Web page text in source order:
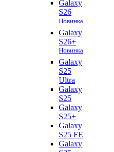
Galaxy
S26
Новинка
Galaxy
S26+
Новинка
Galaxy
S25
Ultra
Galaxy
S25
Galaxy
S25+
Galaxy
S25 FE
Galaxy